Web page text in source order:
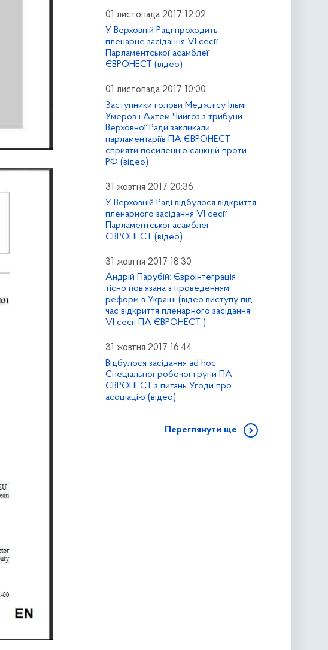
01 листопада 2017 12:02
У Верховній Раді проходить
пленарне засідання VI сесії
Парламентської асамблеї
ЄВРОНЕСТ (відео)
01 листопада 2017 10:00
Заступники голови Меджлісу Ільмі
Умеров і Ахтем Чийгоз з трибуни
Верховної Ради закликали
парламентаріїв ПА ЄВРОНЕСТ
сприяти посиленню санкцій проти
РФ (відео)
31 жовтня 2017 20:36
У Верховній Раді відбулося відкриття
пленарного засідання VI сесії
Парламентської асамблеї
ЄВРОНЕСТ (відео)
31 жовтня 2017 18:30
Андрій Парубій: Євроінтеграція
тісно пов’язана з проведенням
реформ в Україні (відео виступу під
час відкриття пленарного засідання
VI сесії ПА ЄВРОНЕСТ )
31 жовтня 2017 16:44
Відбулося засідання ad hoc
Спеціальної робочої групи ПА
ЄВРОНЕСТ з питань Угоди про
асоціацію (відео)
Переглянути ще